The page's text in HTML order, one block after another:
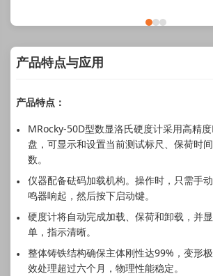
产品特点与应用
产品特点：
MRocky-50D型数显洛氏硬度计采用高精
盘，可显示和设置当前测试标尺、保荷时
数。
仪器配备砝码加载机构。操作时，只需手
鸣器响起，然后按下启动键。
硬度计将自动完成加载、保荷和卸载，并
单，指示清晰。
整体铸铁结构确保主体刚性达99%，变形
效处理超过六个月，物理性能稳定。